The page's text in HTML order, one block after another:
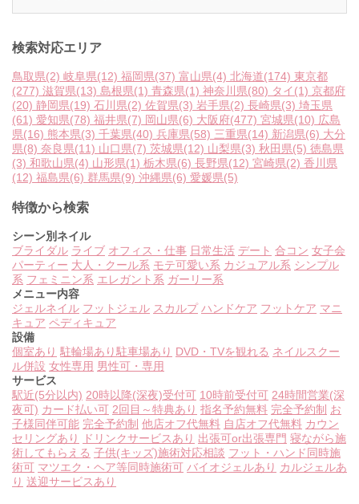
検索対応エリア
鳥取県(2) 岐阜県(12) 福岡県(37) 富山県(4) 北海道(174) 東京都
(277) 滋賀県(13) 島根県(1) 青森県(1) 神奈川県(80) タイ(1) 京都府
(20) 静岡県(19) 石川県(2) 佐賀県(3) 岩手県(2) 長崎県(3) 埼玉県
(61) 愛知県(78) 福井県(7) 岡山県(6) 大阪府(477) 宮城県(10) 広島
県(16) 熊本県(3) 千葉県(40) 兵庫県(58) 三重県(14) 新潟県(6) 大分
県(8) 奈良県(11) 山口県(7) 茨城県(12) 山梨県(3) 秋田県(5) 徳島県
(3) 和歌山県(4) 山形県(1) 栃木県(6) 長野県(12) 宮崎県(2) 香川県
(12) 福島県(6) 群馬県(9) 沖縄県(6) 愛媛県(5)
特徴から検索
シーン別ネイル
ブライダル ライブ オフィス・仕事 日常生活 デート 合コン 女子会
パーティー 大人・クール系 モテ可愛い系 カジュアル系 シンプル
系 フェミニン系 エレガント系 ガーリー系
メニュー内容
ジェルネイル フットジェル スカルプ ハンドケア フットケア マニ
キュア ペディキュア
設備
個室あり 駐輪場あり駐車場あり DVD・TVを観れる ネイルスクー
ル併設 女性専用 男性可・専用
サービス
駅近(5分以内) 20時以降(深夜)受付可 10時前受付可 24時間営業(深
夜可) カード払い可 2回目～特典あり 指名予約無料 完全予約制 お
子様同伴可能 完全予約制 他店オフ代無料 自店オフ代無料 カウン
セリングあり
ドリンクサービスあり 出張可or出張専門 寝ながら施
術してもらえる 子供(キッズ)施術対応相談 フット・ハンド同時施
術可 マツエク・ヘア等同時施術可 バイオジェルあり カルジェルあ
り 送迎サービスあり